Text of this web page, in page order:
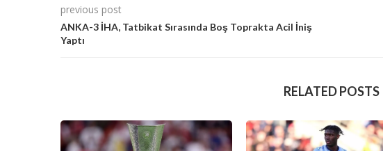
previous post
ANKA-3 İHA, Tatbikat Sırasında Boş Toprakta Acil İniş
Yaptı
RELATED POSTS